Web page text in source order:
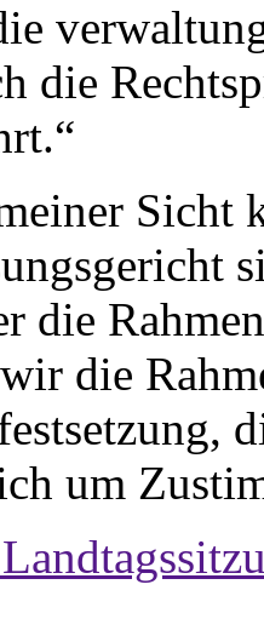
die
Sicht
die
die
um